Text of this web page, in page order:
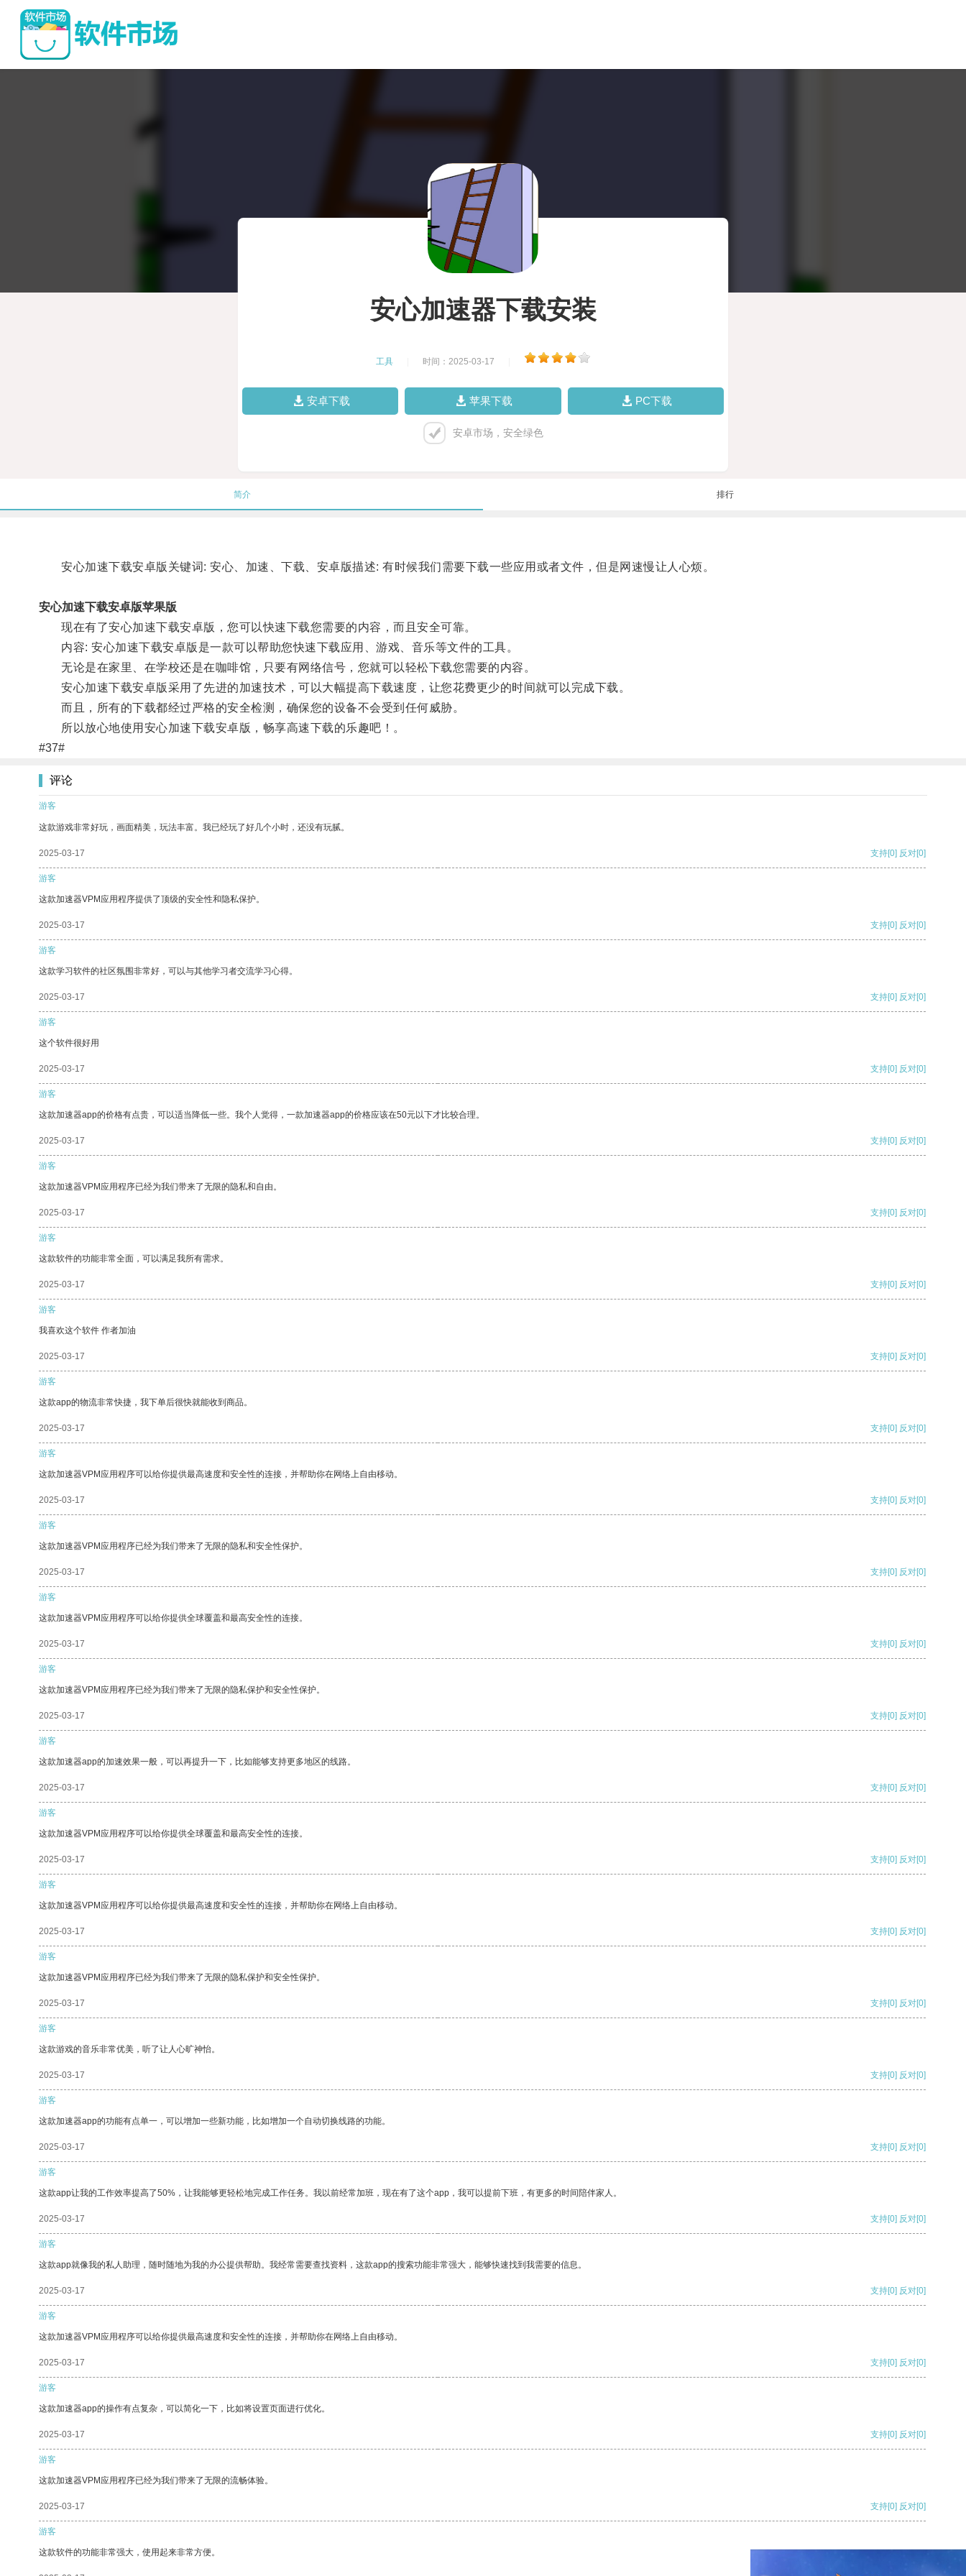
安心加速器下载安装
工具 时间：2025-03-17
安卓下载 苹果下载 PC下载
安卓市场，安全绿色
简介 排行
安心加速下载安卓版关键词: 安心、加速、下载、安卓版描述: 有时候我们需要下载一些应用或者文件，但是网速慢让人心烦。
安心加速下载安卓版苹果版
现在有了安心加速下载安卓版，您可以快速下载您需要的内容，而且安全可靠。
内容: 安心加速下载安卓版是一款可以帮助您快速下载应用、游戏、音乐等文件的工具。
无论是在家里、在学校还是在咖啡馆，只要有网络信号，您就可以轻松下载您需要的内容。
安心加速下载安卓版采用了先进的加速技术，可以大幅提高下载速度，让您花费更少的时间就可以完成下载。
而且，所有的下载都经过严格的安全检测，确保您的设备不会受到任何威胁。
所以放心地使用安心加速下载安卓版，畅享高速下载的乐趣吧！。
#37#
评论
游客
这款游戏非常好玩，画面精美，玩法丰富。我已经玩了好几个小时，还没有玩腻。
2025-03-17 支持[0] 反对[0]
游客
这款加速器VPM应用程序提供了顶级的安全性和隐私保护。
2025-03-17 支持[0] 反对[0]
游客
这款学习软件的社区氛围非常好，可以与其他学习者交流学习心得。
2025-03-17 支持[0] 反对[0]
游客
这个软件很好用
2025-03-17 支持[0] 反对[0]
游客
这款加速器app的价格有点贵，可以适当降低一些。我个人觉得，一款加速器app的价格应该在50元以下才比较合理。
2025-03-17 支持[0] 反对[0]
游客
这款加速器VPM应用程序已经为我们带来了无限的隐私和自由。
2025-03-17 支持[0] 反对[0]
游客
这款软件的功能非常全面，可以满足我所有需求。
2025-03-17 支持[0] 反对[0]
游客
我喜欢这个软件 作者加油
2025-03-17 支持[0] 反对[0]
游客
这款app的物流非常快捷，我下单后很快就能收到商品。
2025-03-17 支持[0] 反对[0]
游客
这款加速器VPM应用程序可以给你提供最高速度和安全性的连接，并帮助你在网络上自由移动。
2025-03-17 支持[0] 反对[0]
游客
这款加速器VPM应用程序已经为我们带来了无限的隐私和安全性保护。
2025-03-17 支持[0] 反对[0]
游客
这款加速器VPM应用程序可以给你提供全球覆盖和最高安全性的连接。
2025-03-17 支持[0] 反对[0]
游客
这款加速器VPM应用程序已经为我们带来了无限的隐私保护和安全性保护。
2025-03-17 支持[0] 反对[0]
游客
这款加速器app的加速效果一般，可以再提升一下，比如能够支持更多地区的线路。
2025-03-17 支持[0] 反对[0]
游客
这款加速器VPM应用程序可以给你提供全球覆盖和最高安全性的连接。
2025-03-17 支持[0] 反对[0]
游客
这款加速器VPM应用程序可以给你提供最高速度和安全性的连接，并帮助你在网络上自由移动。
2025-03-17 支持[0] 反对[0]
游客
这款加速器VPM应用程序已经为我们带来了无限的隐私保护和安全性保护。
2025-03-17 支持[0] 反对[0]
游客
这款游戏的音乐非常优美，听了让人心旷神怡。
2025-03-17 支持[0] 反对[0]
游客
这款加速器app的功能有点单一，可以增加一些新功能，比如增加一个自动切换线路的功能。
2025-03-17 支持[0] 反对[0]
游客
这款app让我的工作效率提高了50%，让我能够更轻松地完成工作任务。我以前经常加班，现在有了这个app，我可以提前下班，有更多的时间陪伴家人。
2025-03-17 支持[0] 反对[0]
游客
这款app就像我的私人助理，随时随地为我的办公提供帮助。我经常需要查找资料，这款app的搜索功能非常强大，能够快速找到我需要的信息。
2025-03-17 支持[0] 反对[0]
游客
这款加速器VPM应用程序可以给你提供最高速度和安全性的连接，并帮助你在网络上自由移动。
2025-03-17 支持[0] 反对[0]
游客
这款加速器app的操作有点复杂，可以简化一下，比如将设置页面进行优化。
2025-03-17 支持[0] 反对[0]
游客
这款加速器VPM应用程序已经为我们带来了无限的流畅体验。
2025-03-17 支持[0] 反对[0]
游客
这款软件的功能非常强大，使用起来非常方便。